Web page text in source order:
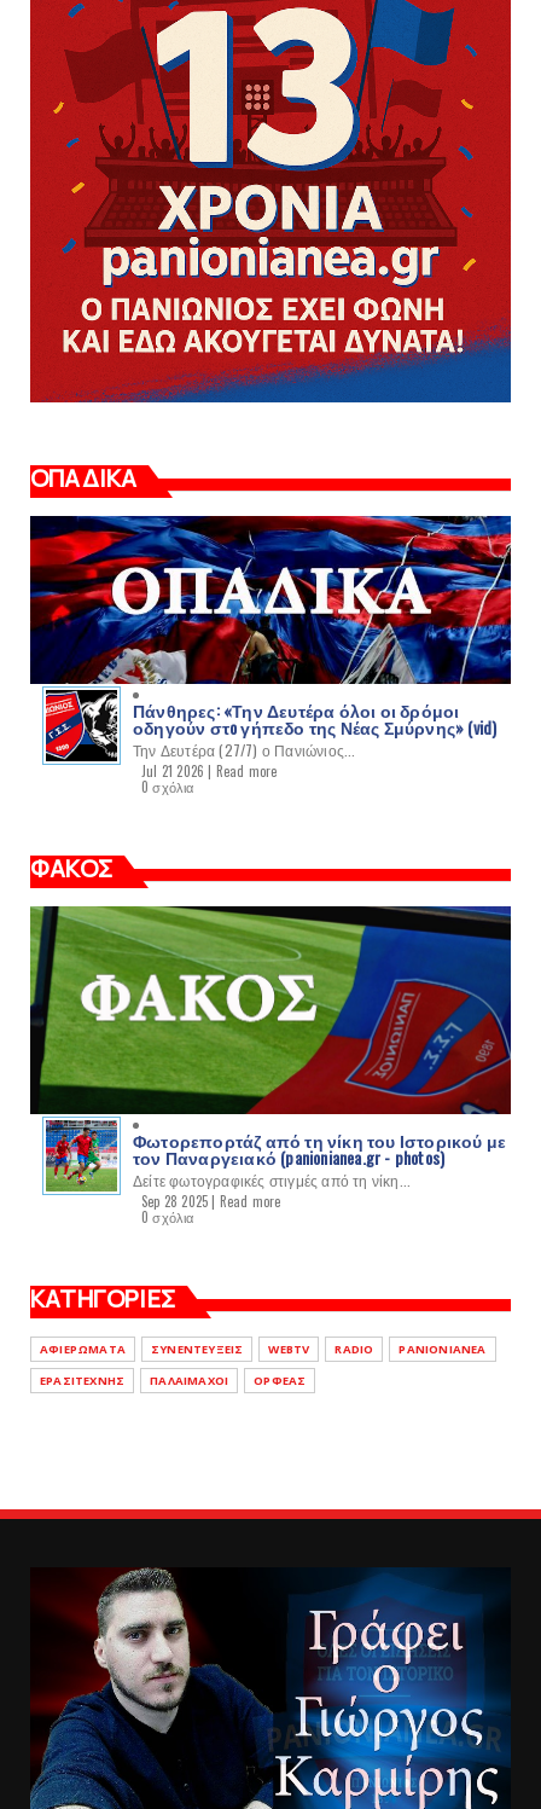
ΟΠΑΔΙΚΑ
Πάνθηρες: «Την Δευτέρα όλοι οι δρόμοι
οδηγούν στo γήπεδο της Νέας Σμύρνης» (vid)
Την Δευτέρα (27/7) ο Πανιώνιος...
Jul 21 2026 | Read more
0 σχόλια
ΦΑΚΟΣ
Φωτορεπορτάζ από τη νίκη του Ιστορικού με
τον Παναργειακό (panionianea.gr - photos)
Δείτε φωτογραφικές στιγμές από τη νίκη...
Sep 28 2025 | Read more
0 σχόλια
ΚΑΤΗΓΟΡΙΕΣ
ΑΦΙΕΡΩΜΑΤΑ ΣΥΝΕΝΤΕΥΞΕΙΣ WEBTV RADIO
PANIONIANEA
ΕΡΑΣΙΤΕΧΝΗΣ
ΠΑΛΑΙΜΑΧΟΙ ΟΡΦΕΑΣ